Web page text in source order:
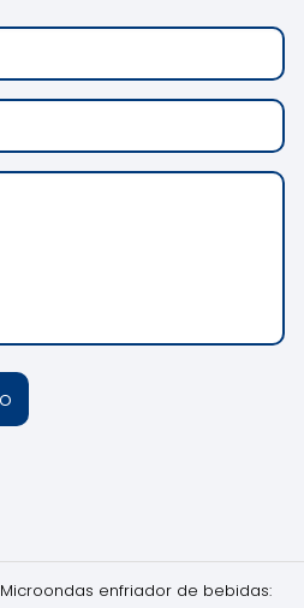
Microondas enfriador de bebidas: